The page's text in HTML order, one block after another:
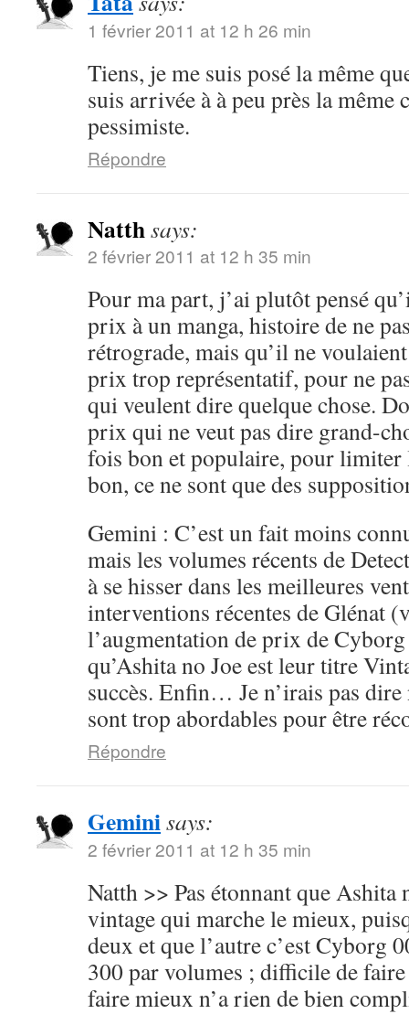
1 février 2011 at 12 h 26 min
Tiens, je me suis posé la même
suis arrivée à à peu près la même
pessimiste.
Répondre
Natthsays:
2 février 2011 at 12 h 35 min
Pour ma part, j’ai plutôt pensé
prix à un manga, histoire de ne
rétrograde, mais qu’il ne
prix trop représentatif, pour ne
qui veulent dire quelque chose.
prix qui ne veut pas dire grand-
fois bon et populaire, pour
bon, ce ne sont que des
Gemini : C’est un fait moins
mais les volumes récents de
à se hisser dans les meilleures
interventions récentes de Glénat
l’augmentation de prix de
qu’Ashita no Joe est leur titre
succès. Enfin… Je n’irais pas
sont trop abordables pour être
Répondre
Geminisays:
2 février 2011 at 12 h 35 min
Natth >> Pas étonnant que
vintage qui marche le mieux,
deux et que l’autre c’est Cyborg
300 par volumes ; difficile de
faire mieux n’a rien de bien